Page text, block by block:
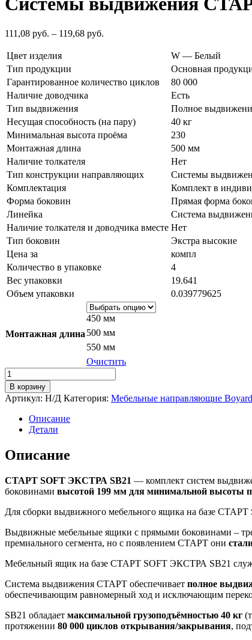
111,08 руб. – 119,68 руб.
Цвет изделия
W — Белый
Тип продукции
Основная
Гарантированное количество циклов
80 000
Наличие доводчика
Есть
Тип выдвижения
Полное
Несущая способность (на пару)
40 кг
Минимальная высота проёма
230
Монтажная длина
500 мм
Наличие толкателя
Нет
Тип конструкции направляющих
Системы
Комплектация
Комплект в
Форма боковин
Прямая форма
Линейка
Система
Наличие толкателя и доводчика вместе Нет
Тип боковин
Экстра высокие
Цена за
компл
Количество в упаковке
4
Вес упаковки
19.641
Объем упаковки
0.039779625
Монтажная длина
450 мм
500 мм
550 мм
Очистить
Количество
товара
Системы
выдвижения
СТАРТ
SOFT
ЭКСТРА
SB21W.1
В корзину
Артикул: Н/Д Категория: Мебельные направляющие Boyard
Описание
Детали
Описание
СТАРТ SOFT ЭКСТРА SB21 — комплект систем
боковинами высотой 199 мм для минимальной высоты
Для сборки выдвижного мебельного ящика на базе
Выдвижные мебельные ящики с прямыми боковинами –
премиального сегмента, но с появлением СТАРТ они
Мебельный ящик на базе СТАРТ SOFT ЭКСТРА SB21
Система выдвижения СТАРТ обеспечивает полное
обеспечивающим равномерный ход и исключающим
SB21 обладает максимальной грузоподъёмностью 40 кг
протяжении 80 000 циклов открывания/закрывания,